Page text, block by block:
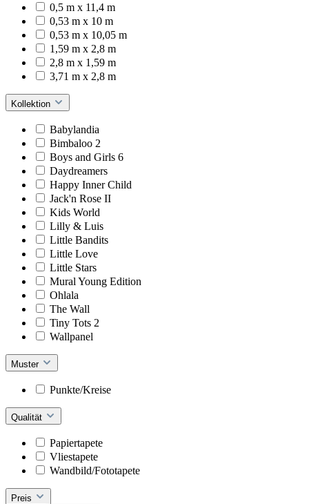
0,5 m x 11,4 m
0,53 m x 10 m
0,53 m x 10,05 m
1,59 m x 2,8 m
2,8 m x 1,59 m
3,71 m x 2,8 m
Kollektion
Babylandia
Bimbaloo 2
Boys and Girls 6
Daydreamers
Happy Inner Child
Jack'n Rose II
Kids World
Lilly & Luis
Little Bandits
Little Love
Little Stars
Mural Young Edition
Ohlala
The Wall
Tiny Tots 2
Wallpanel
Muster
Punkte/Kreise
Qualität
Papiertapete
Vliestapete
Wandbild/Fototapete
Preis